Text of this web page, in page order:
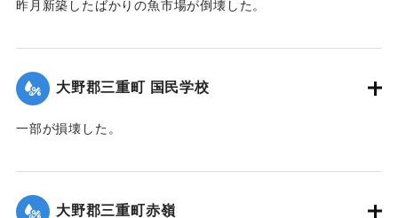
昨月新築したばかりの魚市場が倒壊した。
｜固有コード:00474074
大野郡三重町 国民学校
一部が損壊した。
｜固有コード:00474067
大野郡三重町赤嶺